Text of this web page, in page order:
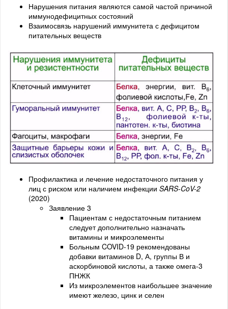
Нарушения питания являются самой частой причиной
иммунодефицитных состояний
Взаимосвязь нарушений иммунитета с дефицитом
питательных веществ
Профилактика и лечение недостаточного питания у
лиц с риском или наличием инфекции SARS-CoV-2
(2020)
Заявление 3
Пациентам с недостаточным питанием
следует дополнительно назначать
витамины и микроэлементы
Больным COVID-19 рекомендованы
добавки витаминов D, А, группы В и
аскорбиновой кислоты, а также омега-3
ПНЖК
Из микроэлементов наибольшее значение
имеют железо, цинк и селен